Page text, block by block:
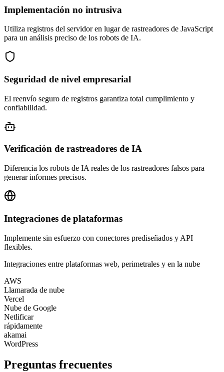
Implementación no intrusiva
Utiliza registros del servidor en lugar de rastreadores de JavaScript
para un análisis preciso de los robots de IA.
Seguridad de nivel empresarial
El reenvío seguro de registros garantiza total cumplimiento y
confiabilidad.
Verificación de rastreadores de IA
Diferencia los robots de IA reales de los rastreadores falsos para
generar informes precisos.
Integraciones de plataformas
Implemente sin esfuerzo con conectores prediseñados y API
flexibles.
Integraciones entre plataformas web, perimetrales y en la nube
AWS
Llamarada de nube
Vercel
Nube de Google
Netlificar
rápidamente
akamai
WordPress
Preguntas frecuentes